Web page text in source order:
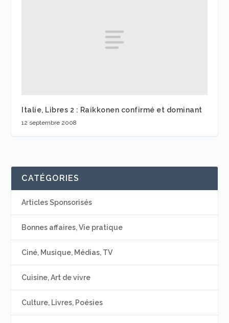
Italie, Libres 2 : Raikkonen confirmé et dominant
12 septembre 2008
CATÉGORIES
Articles Sponsorisés
Bonnes affaires, Vie pratique
Ciné, Musique, Médias, TV
Cuisine, Art de vivre
Culture, Livres, Poésies